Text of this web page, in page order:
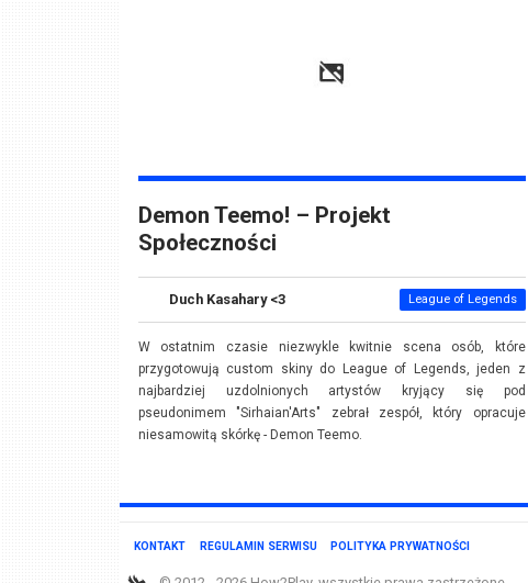
Demon Teemo! – Projekt
Społeczności
Duch Kasahary <3 League of Legends
W ostatnim czasie niezwykle kwitnie scena osób, które
przygotowują custom skiny do League of Legends, jeden z
najbardziej uzdolnionych artystów kryjący się pod
pseudonimem "Sirhaian'Arts" zebrał zespół, który opracuje
niesamowitą skórkę - Demon Teemo.
KONTAKT REGULAMIN SERWISU POLITYKA PRYWATNOŚCI